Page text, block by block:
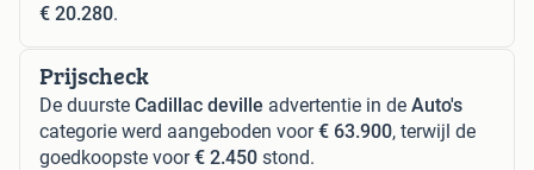
€ 20.280.
Prijscheck
De duurste Cadillac deville advertentie in de Auto's
categorie werd aangeboden voor€ 63.900, terwijl de
goedkoopste voor€ 2.450 stond.